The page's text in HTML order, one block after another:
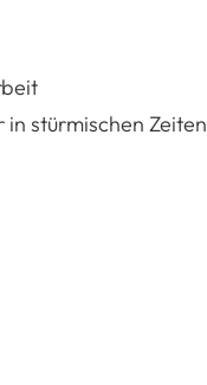
stürmischen Zeiten